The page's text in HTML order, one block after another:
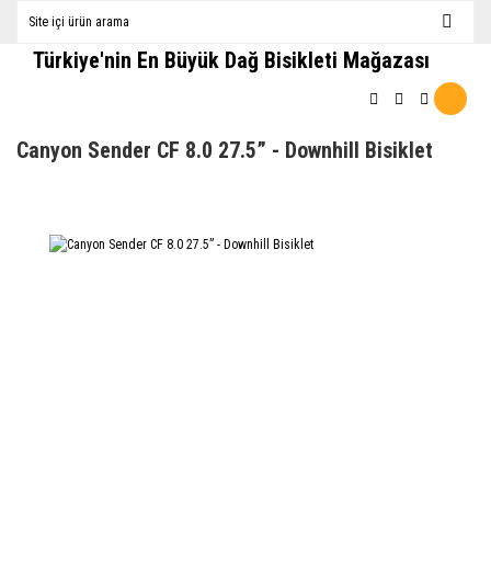
Türkiye'nin En Büyük Dağ Bisikleti Mağazası
Canyon Sender CF 8.0 27.5” - Downhill Bisiklet